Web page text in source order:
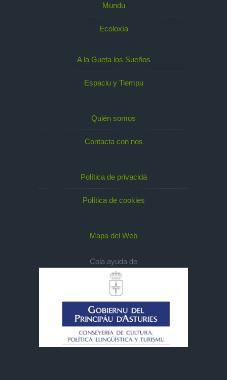
Mundu
Ecoloxía
A la Gueta los Sueños
Espaciu y Tiempu
Quién somos
Contacta con nos
Política de privacidá
Política de cookies
Mapa del Web
Cola ayuda de